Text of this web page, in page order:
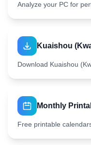
Analyze your PC for
Kuaishou
Download Kuaishou
Monthly
Free printable